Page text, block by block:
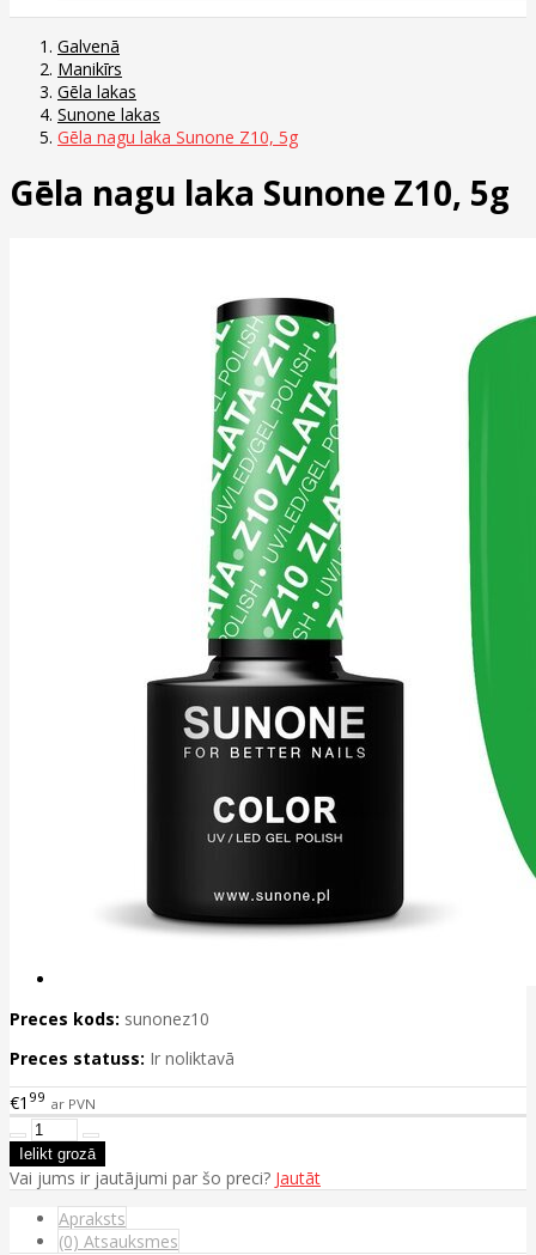
Galvenā
Manikīrs
Gēla lakas
Sunone lakas
Gēla nagu laka Sunone Z10, 5g
Gēla nagu laka Sunone Z10, 5g
Preces kods: sunonez10
Preces statuss: Ir noliktavā
€1 99 ar PVN
Vai jums ir jautājumi par šo preci? Jautāt
Apraksts
(0) Atsauksmes